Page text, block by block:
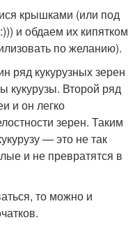
крышками (или под
и обдаем их кипятком
по желанию).
кукурузных зерен
кукурузы. Второй ряд
и он легко
зерен. Таким
— это не так
и не превратятся в
то можно и